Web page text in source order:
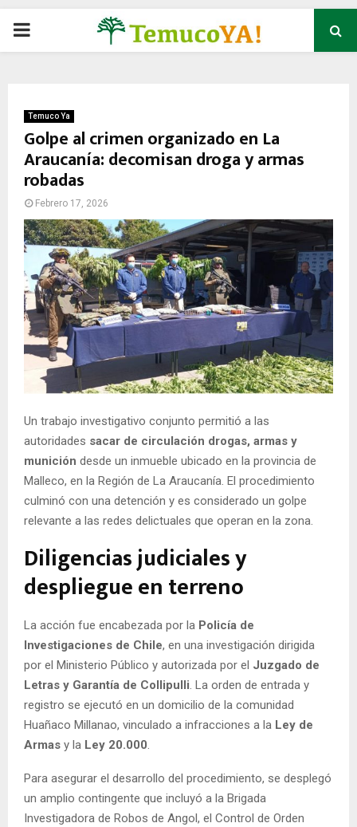
P
M
A
R
Y
M
E
N
U
Temuco Ya
Golpe al crimen organizado en La
Araucanía: decomisan droga y armas
robadas
Febrero 17, 2026
Un trabajo investigativo conjunto permitió a las
autoridades sacar de circulación drogas, armas y
munición desde un inmueble ubicado en la provincia de
Malleco, en la Región de La Araucanía. El procedimiento
culminó con una detención y es considerado un golpe
relevante a las redes delictuales que operan en la zona.
Diligencias judiciales y
despliegue en terreno
La acción fue encabezada por la Policía de
Investigaciones de Chile, en una investigación dirigida
por el Ministerio Público y autorizada por el Juzgado de
Letras y Garantía de Collipulli. La orden de entrada y
registro se ejecutó en un domicilio de la comunidad
Huañaco Millanao, vinculado a infracciones a la Ley de
Armas y la Ley 20.000.
Para asegurar el desarrollo del procedimiento, se desplegó
un amplio contingente que incluyó a la Brigada
Investigadora de Robos de Angol, el Control de Orden